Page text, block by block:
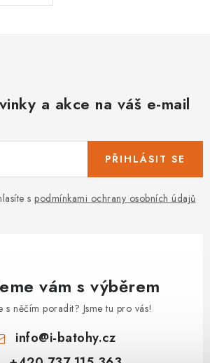
a akce na váš e-mail
s podmínkami ochrany osobních údajů
PŘIHLÁSIT SE
vám s výběrem
s něčím poradit? Jsme tu pro vás!
info@i-batohy.cz